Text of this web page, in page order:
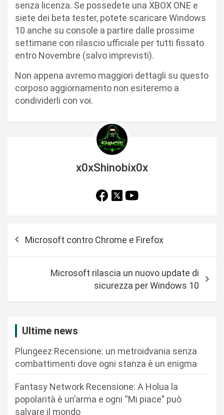
senza licenza. Se possedete una XBOX ONE e
siete dei beta tester, potete scaricare Windows
10 anche su console a partire dalle prossime
settimane con rilascio ufficiale per tutti fissato
entro Novembre (salvo imprevisti).
Non appena avremo maggiori dettagli su questo
corposo aggiornamento non esiteremo a
condividerli con voi.
x0xShinobix0x
Microsoft contro Chrome e Firefox
Microsoft rilascia un nuovo update di
sicurezza per Windows 10
Ultime news
Plungeez Recensione: un metroidvania senza
combattimenti dove ogni stanza è un enigma
Fantasy Network Recensione: A Holua la
popolarità è un’arma e ogni “Mi piace” può
salvare il mondo